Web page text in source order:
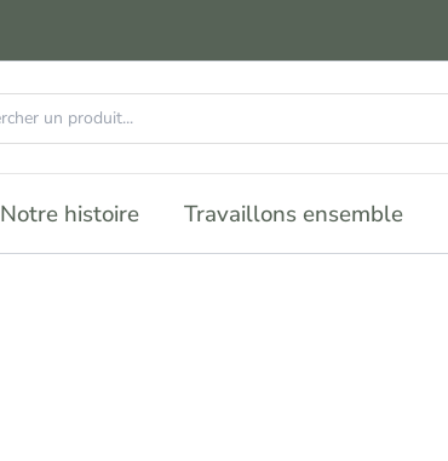
Notre histoire Travaillons ensemble